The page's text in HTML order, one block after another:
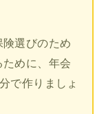
選びのため
めに、年会
で作りましょ